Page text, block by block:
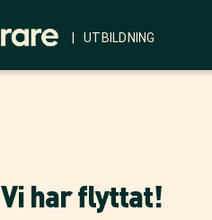
| UTBILDNING
Vi har flyttat!